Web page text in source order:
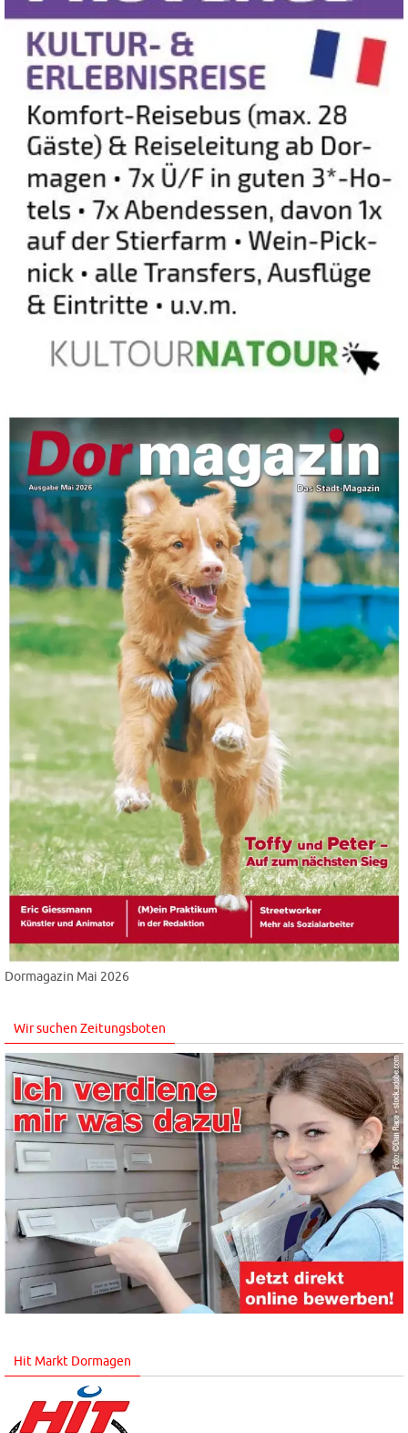
Dormagazin Mai 2026
Wir suchen Zeitungsboten
Hit Markt Dormagen